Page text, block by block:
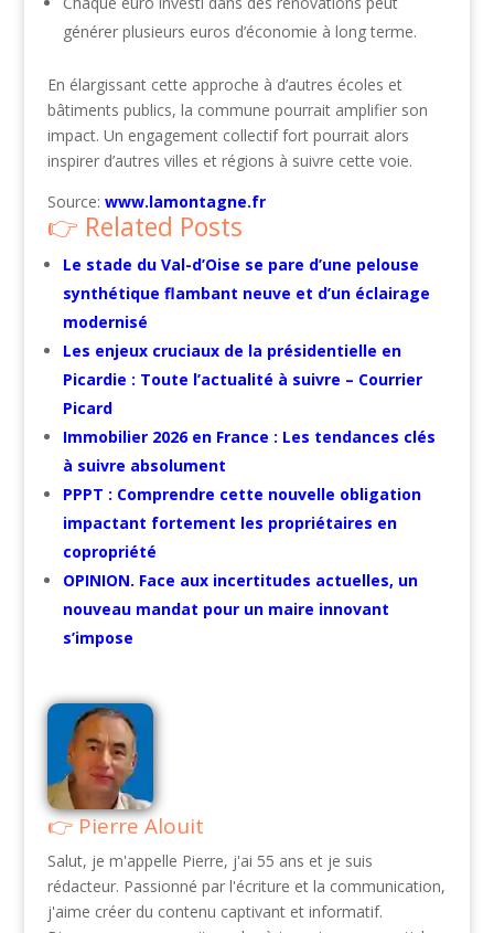
générer plusieurs euros d’économie à long terme.
En élargissant cette approche à d’autres écoles et
bâtiments publics, la commune pourrait amplifier son
impact. Un engagement collectif fort pourrait alors
inspirer d’autres villes et régions à suivre cette voie.
Source: www.lamontagne.fr
Related Posts
Le stade du Val-d’Oise se pare d’une pelouse
synthétique flambant neuve et d’un éclairage
modernisé
Les enjeux cruciaux de la présidentielle en
Picardie : Toute l’actualité à suivre – Courrier
Picard
Immobilier 2026 en France : Les tendances clés
à suivre absolument
PPPT : Comprendre cette nouvelle obligation
impactant fortement les propriétaires en
copropriété
OPINION. Face aux incertitudes actuelles, un
nouveau mandat pour un maire innovant
s’impose
Pierre Alouit
Salut, je m'appelle Pierre, j'ai 55 ans et je suis
rédacteur. Passionné par l'écriture et la communication,
j'aime créer du contenu captivant et informatif.